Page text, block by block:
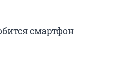
смартфон